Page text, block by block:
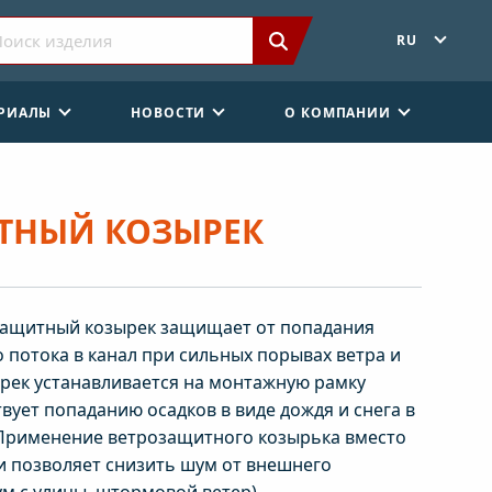
RU
НОВОСТИ О КОМПАНИИ
КОЗЫРЕК
козырек защищает от попадания
в канал при сильных порывах ветра и
устанавливается на монтажную рамку
попаданию осадков в виде дождя и снега в
ветрозащитного козырька вместо
снизить шум от внешнего